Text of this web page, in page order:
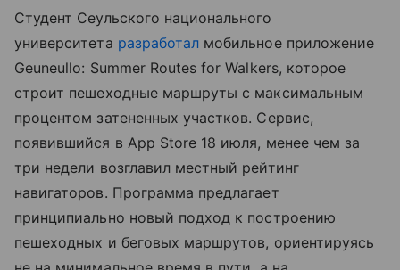
Студент Сеульского национального
университета разработал мобильное приложение
Geuneullo: Summer Routes for Walkers, которое
строит пешеходные маршруты с максимальным
процентом затененных участков. Сервис,
появившийся в App Store 18 июля, менее чем за
три недели возглавил местный рейтинг
навигаторов. Программа предлагает
принципиально новый подход к построению
пешеходных и беговых маршрутов, ориентируясь